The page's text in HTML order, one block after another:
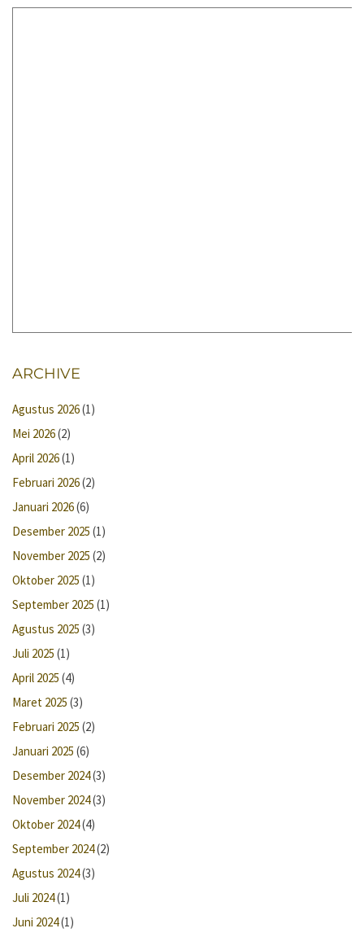
ARCHIVE
Agustus 2026(1)
Mei 2026(2)
April 2026(1)
Februari 2026(2)
Januari 2026(6)
Desember 2025 (1)
November 2025 (2)
Oktober 2025 (1)
September 2025 (1)
Agustus 2025 (3)
Juli 2025 (1)
April 2025 (4)
Maret 2025 (3)
Februari 2025 (2)
Januari 2025 (6)
Desember 2024(3)
November 2024(3)
Oktober 2024(4)
September 2024(2)
Agustus 2024(3)
Juli 2024(1)
Juni 2024(1)